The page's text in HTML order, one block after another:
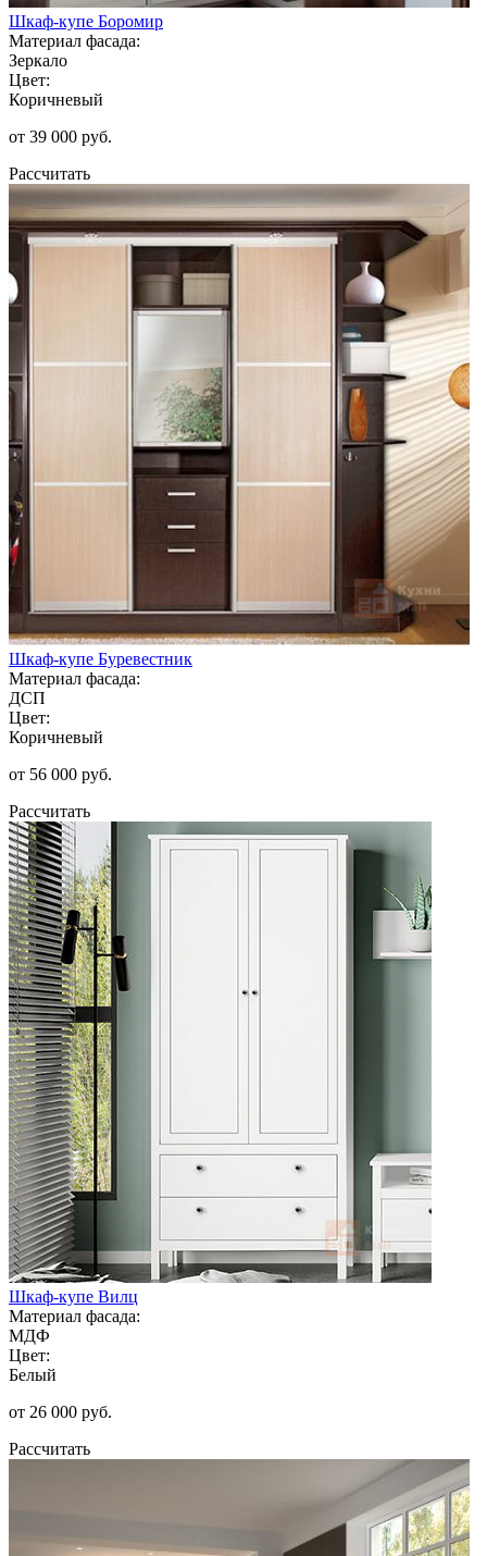
Шкаф-купе Боромир
Материал фасада:
Зеркало
Цвет:
Коричневый
от 39 000 руб.
Рассчитать
Шкаф-купе Буревестник
Материал фасада:
ДСП
Цвет:
Коричневый
от 56 000 руб.
Рассчитать
Шкаф-купе Вилц
Материал фасада:
МДФ
Цвет:
Белый
от 26 000 руб.
Рассчитать